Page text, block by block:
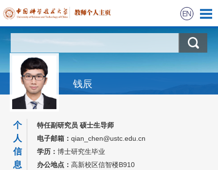
科学研究
教学信息
获奖信息
招生信息
钱辰
个
人
信
息
特任副研究员 硕士生导师
电子邮箱： qian_chen@ustc.edu.cn
学历： 博士研究生毕业
办公地点： 高新校区信智楼B910